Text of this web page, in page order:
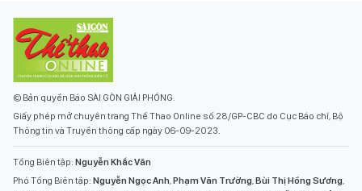
© Bản quyền Báo SÀI GÒN GIẢI PHÓNG.
Giấy phép mở chuyên trang Thể Thao Online số 28/GP-CBC do Cục Báo chí, Bộ